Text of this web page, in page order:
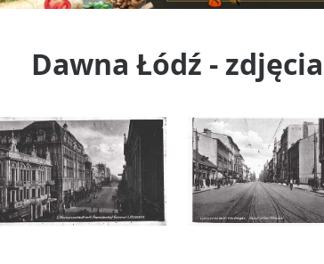
Dawna Łódź - zdjęcia